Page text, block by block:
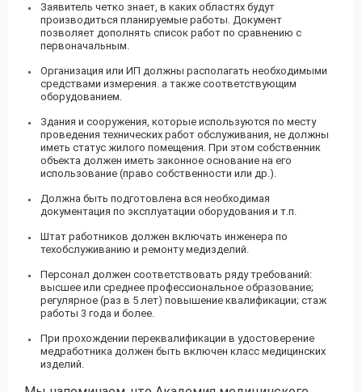
Заявитель четко знает, в каких областях будут
производиться планируемые работы. Документ
позволяет дополнять список работ по сравнению с
первоначальным.
Организация или ИП должны располагать необходимыми
средствами измерения. а также соответствующим
оборудованием.
Здания и сооружения, которые используются по месту
проведения технических работ обслуживания, не должны
иметь статус жилого помещения. При этом собственник
объекта должен иметь законное основание на его
использование (право собственности или др.).
Должна быть подготовлена вся необходимая
документация по эксплуатации оборудования и т.п.
Штат работников должен включать инженера по
техобслуживанию и ремонту медизделий.
Персонал должен соответствовать ряду требований:
высшее или среднее профессиональное образование;
регулярное (раз в 5 лет) повышение квалификации; стаж
работы 3 года и более.
При прохождении переквалификации в удостоверение
медработника должен быть включен класс медицинских
изделий.